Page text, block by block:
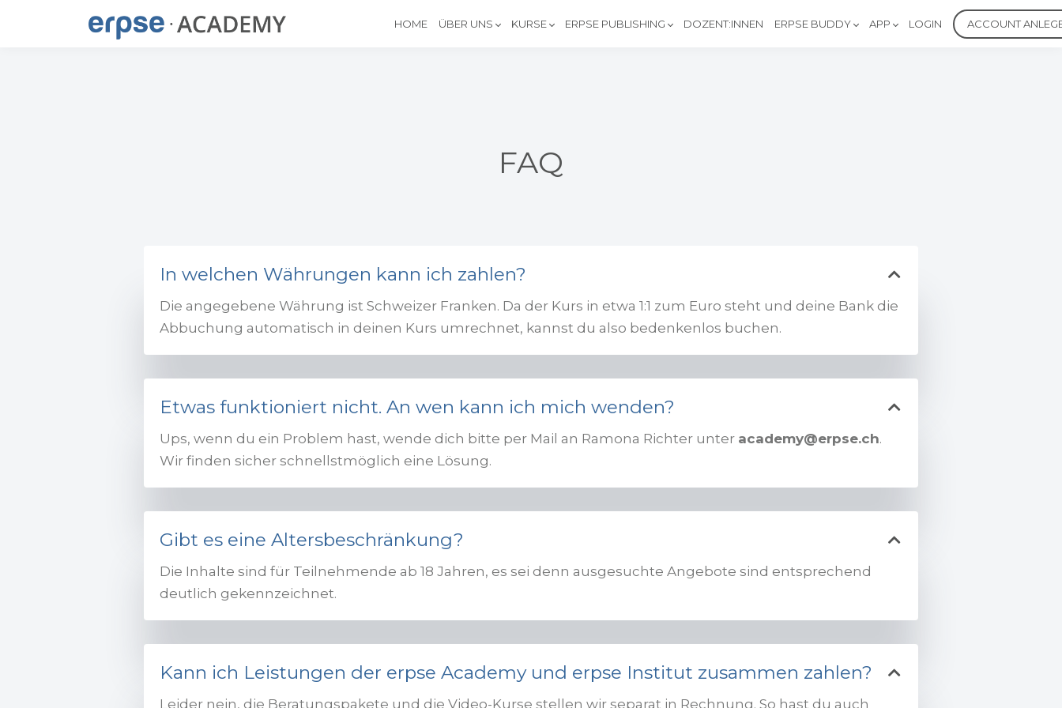
HOME ÜBER UNS KURSE ERPSE PUBLISHING DOZENT:INNEN ERPSE BUDDY APP LOGIN ACCOUNT
FAQ
In welchen Währungen kann ich zahlen?
Die angegebene Währung ist Schweizer Franken. Da der Kurs in etwa 1:1 zum Euro steht und deine Bank die
Abbuchung automatisch in deinen Kurs umrechnet, kannst du also bedenkenlos buchen.
Etwas funktioniert nicht. An wen kann ich mich wenden?
Ups, wenn du ein Problem hast, wende dich bitte per Mail an Ramona Richter unter academy@erpse.ch.
Wir finden sicher schnellstmöglich eine Lösung.
Gibt es eine Altersbeschränkung?
Die Inhalte sind für Teilnehmende ab 18 Jahren, es sei denn ausgesuchte Angebote sind entsprechend
deutlich gekennzeichnet.
Kann ich Leistungen der erpse Academy und erpse Institut zusammen zahlen?
Leider nein, die Beratungspakete und die Video-Kurse stellen wir separat in Rechnung. So hast du auch